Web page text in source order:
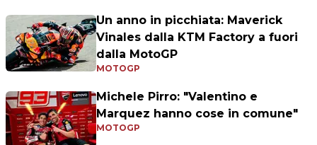
Un anno in picchiata: Maverick
Vinales dalla KTM Factory a fuori
dalla MotoGP
MOTOGP
Michele Pirro: "Valentino e
Marquez hanno cose in comune"
MOTOGP